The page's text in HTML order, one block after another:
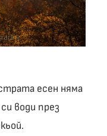
есен няма
води през